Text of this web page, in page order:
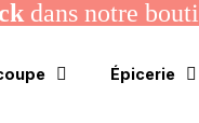
dans notre
Épicerie